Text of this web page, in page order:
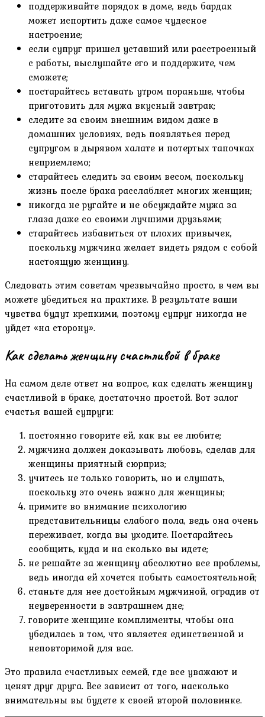
поддерживайте порядок в доме, ведь бардак
может испортить даже самое чудесное
настроение;
если супруг пришел уставший или расстроенный
с работы, выслушайте его и поддержите, чем
сможете;
постарайтесь вставать утром пораньше, чтобы
приготовить для мужа вкусный завтрак;
следите за своим внешним видом даже в
домашних условиях, ведь появляться перед
супругом в дырявом халате и потертых тапочках
неприемлемо;
старайтесь следить за своим весом, поскольку
жизнь после брака расслабляет многих женщин;
никогда не ругайте и не обсуждайте мужа за
глаза даже со своими лучшими друзьями;
старайтесь избавиться от плохих привычек,
поскольку мужчина желает видеть рядом с собой
настоящую женщину.
Следовать этим советам чрезвычайно просто, в чем вы
можете убедиться на практике. В результате ваши
чувства будут крепкими, поэтому супруг никогда не
уйдет «на сторону».
Как сделать женщину счастливой в браке
На самом деле ответ на вопрос, как сделать женщину
счастливой в браке, достаточно простой. Вот залог
счастья вашей супруги:
постоянно говорите ей, как вы ее любите;
мужчина должен доказывать любовь, сделав для
женщины приятный сюрприз;
учитесь не только говорить, но и слушать,
поскольку это очень важно для женщины;
примите во внимание психологию
представительницы слабого пола, ведь она очень
переживает, когда вы уходите. Постарайтесь
сообщить, куда и на сколько вы идете;
не решайте за женщину абсолютно все проблемы,
ведь иногда ей хочется побыть самостоятельной;
станьте для нее достойным мужчиной, оградив от
неуверенности в завтрашнем дне;
говорите женщине комплименты, чтобы она
убедилась в том, что является единственной и
неповторимой для вас.
Это правила счастливых семей, где все уважают и
ценят друг друга. Все зависит от того, насколько
внимательны вы будете к своей второй половинке.